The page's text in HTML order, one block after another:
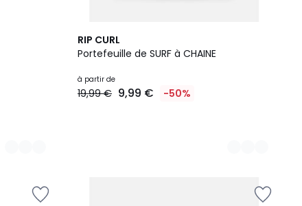
RIP CURL
Portefeuille de SURF à CHAINE
à partir de
19,99 € 9,99 € -50%
2
Couleurs